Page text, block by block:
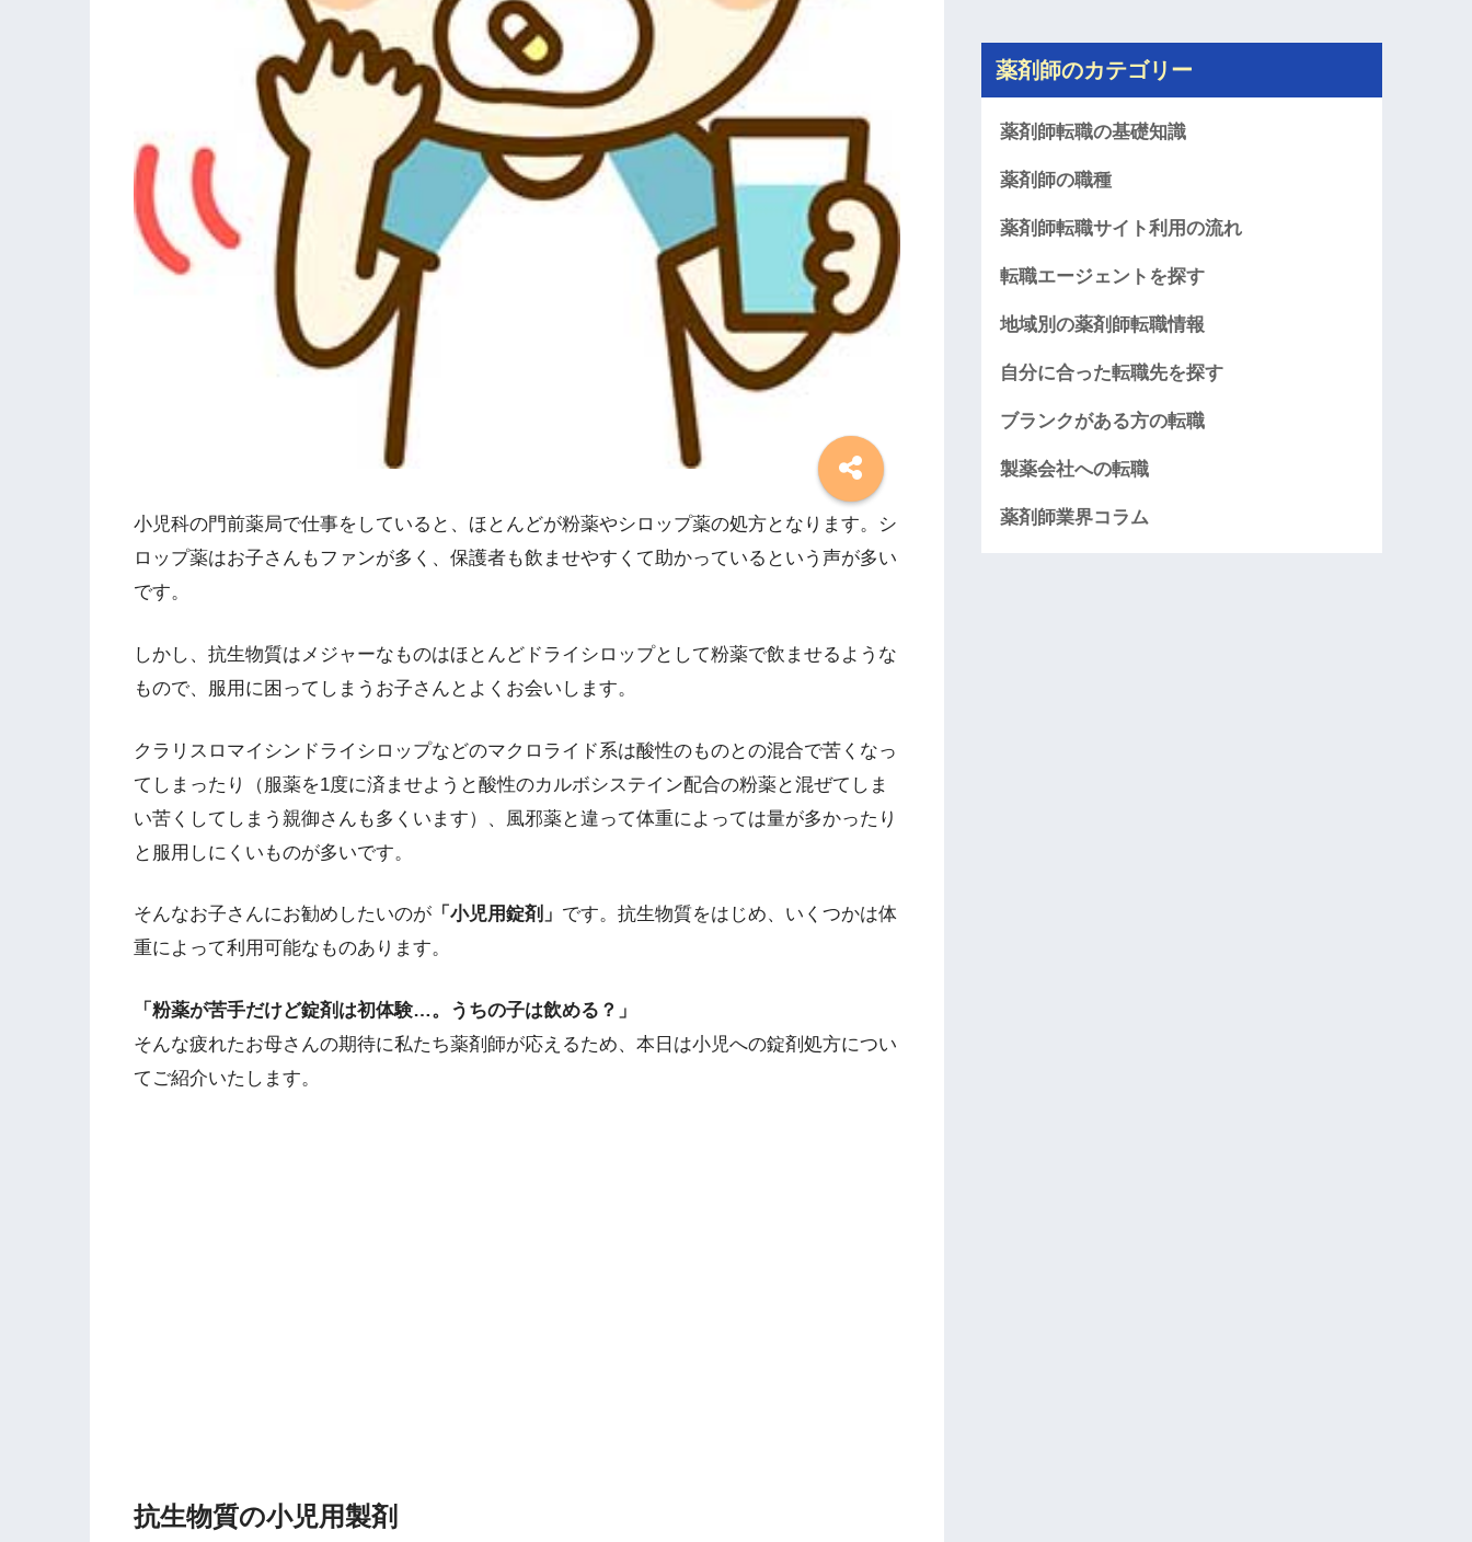
小児科の門前薬局で仕事をしていると、ほとんどが粉薬やシロップ薬の処方となります。シ
ロップ薬はお子さんもファンが多く、保護者も飲ませやすくて助かっているという声が多い
です。
しかし、抗生物質はメジャーなものはほとんどドライシロップとして粉薬で飲ませるような
もので、服用に困ってしまうお子さんとよくお会いします。
クラリスロマイシンドライシロップなどのマクロライド系は酸性のものとの混合で苦くなっ
てしまったり（服薬を1度に済ませようと酸性のカルボシステイン配合の粉薬と混ぜてしま
い苦くしてしまう親御さんも多くいます）、風邪薬と違って体重によっては量が多かったり
と服用しにくいものが多いです。
そんなお子さんにお勧めしたいのが 「小児用錠剤」 です。抗生物質をはじめ、いくつかは体
重によって利用可能なものあります。
「粉薬が苦手だけど錠剤は初体験…。うちの子は飲める？」
そんな疲れたお母さんの期待に私たち薬剤師が応えるため、本日は小児への錠剤処方につい
てご紹介いたします。
抗生物質の小児用製剤
薬剤師のカテゴリー
薬剤師転職の基礎知識
薬剤師の職種
薬剤師転職サイト利用の流れ
転職エージェントを探す
地域別の薬剤師転職情報
自分に合った転職先を探す
ブランクがある方の転職
製薬会社への転職
薬剤師業界コラム